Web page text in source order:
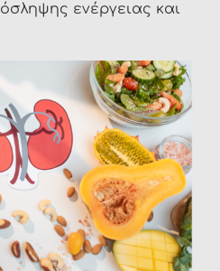
ενέργειας και